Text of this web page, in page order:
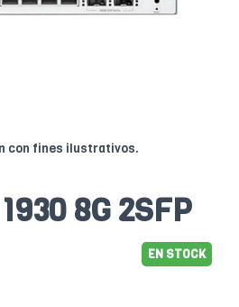
con fines ilustrativos.
8G 2SFP
EN STOCK